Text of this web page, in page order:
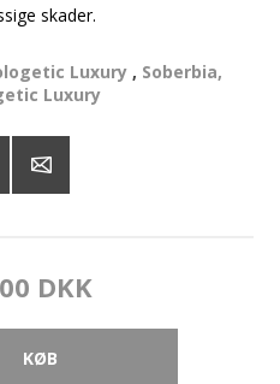
skader.
Luxury , Soberbia,
Luxury
DKK